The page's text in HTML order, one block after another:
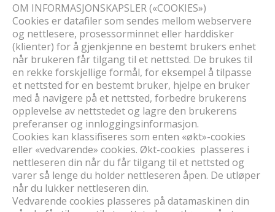
OM INFORMASJONSKAPSLER («COOKIES»)
Cookies er datafiler som sendes mellom webservere
og nettlesere, prosessorminnet eller harddisker
(klienter) for å gjenkjenne en bestemt brukers enhet
når brukeren får tilgang til et nettsted. De brukes til
en rekke forskjellige formål, for eksempel å tilpasse
et nettsted for en bestemt bruker, hjelpe en bruker
med å navigere på et nettsted, forbedre brukerens
opplevelse av nettstedet og lagre den brukerens
preferanser og innloggingsinformasjon.
Cookies kan klassifiseres som enten «økt»-cookies
eller «vedvarende» cookies. Økt-cookies plasseres i
nettleseren din når du får tilgang til et nettsted og
varer så lenge du holder nettleseren åpen. De utløper
når du lukker nettleseren din.
Vedvarende cookies plasseres på datamaskinen din